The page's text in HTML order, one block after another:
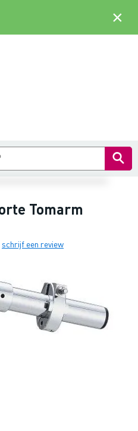
Tomarm
schrijf een review
×